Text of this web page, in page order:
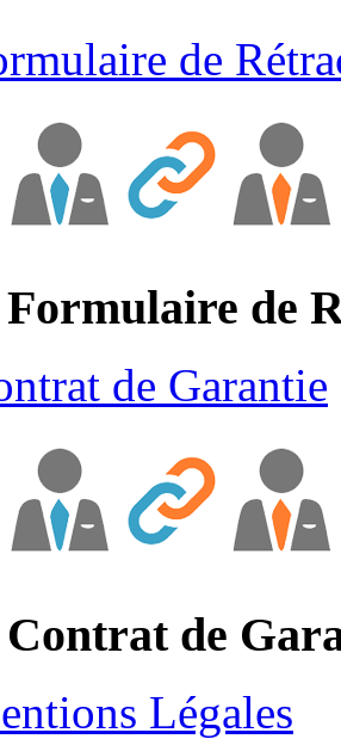
de
Formulaire de
de Garantie
Contrat de
Légales